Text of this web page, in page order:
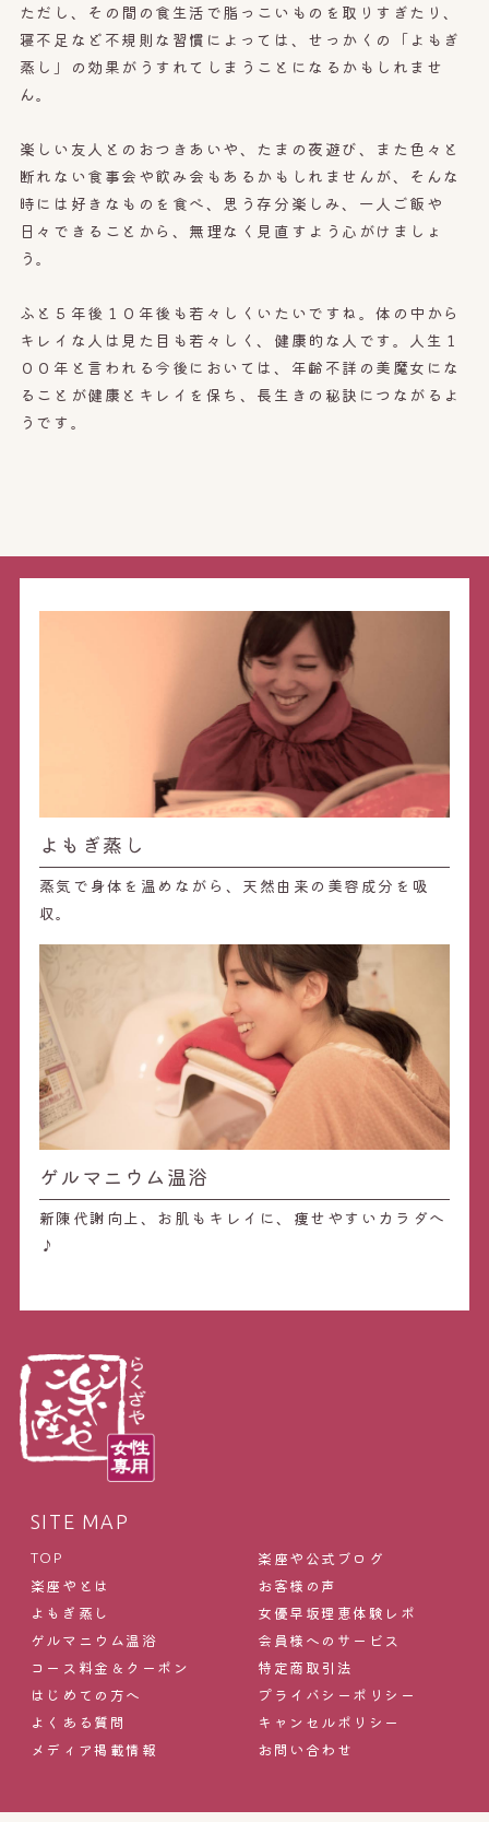
ただし、その間の食生活で脂っこいものを取りすぎたり、
寝不足など不規則な習慣によっては、せっかくの「よもぎ
蒸し」の効果がうすれてしまうことになるかもしれませ
ん。
楽しい友人とのおつきあいや、たまの夜遊び、また色々と
断れない食事会や飲み会もあるかもしれませんが、そんな
時には好きなものを食べ、思う存分楽しみ、一人ご飯や
日々できることから、無理なく見直すよう心がけましょ
う。
ふと５年後１０年後も若々しくいたいですね。体の中から
キレイな人は見た目も若々しく、健康的な人です。人生１
００年と言われる今後においては、年齢不詳の美魔女にな
ることが健康とキレイを保ち、長生きの秘訣につながるよ
うです。
よもぎ蒸し
蒸気で身体を温めながら、天然由来の美容成分を吸
収。
ゲルマニウム温浴
新陳代謝向上、お肌もキレイに、痩せやすいカラダへ
♪
SITE MAP
TOP
楽座やとは
よもぎ蒸し
ゲルマニウム温浴
コース料金＆クーポン
はじめての方へ
よくある質問
メディア掲載情報
楽座や公式ブログ
お客様の声
女優早坂理恵体験レポ
会員様へのサービス
特定商取引法
プライバシーポリシー
キャンセルポリシー
お問い合わせ